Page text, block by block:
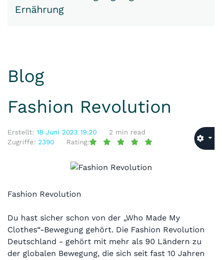
Ernährung
Blog
Fashion Revolution
Erstellt: 18 Juni 2023 19:20
2 min read
Zugriffe: 2390 Rating:
Fashion Revolution
Du hast sicher schon von der „Who Made My
Clothes“-Bewegung gehört. Die Fashion Revolution
Deutschland - gehört mit mehr als 90 Ländern zu
der globalen Bewegung, die sich seit fast 10 Jahren